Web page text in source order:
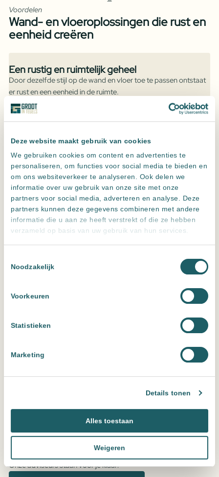
Deze website maakt gebruik van cookies
We gebruiken cookies om content en advertenties te
personaliseren, om functies voor social media te bieden en
om ons websiteverkeer te analyseren. Ook delen we
informatie over uw gebruik van onze site met onze
partners voor social media, adverteren en analyse. Deze
partners kunnen deze gegevens combineren met andere
informatie die u aan ze heeft verstrekt of die ze hebben
verzameld op basis van uw gebruik van hun services.
Noodzakelijk
Voorkeuren
Statistieken
Marketing
Details tonen
Alles toestaan
Weigeren
Voordelen
Wand- en vloeroplossingen die rust en
eenheid creëren
Een rustig en ruimtelijk geheel
Door dezelfde stijl op de wand en vloer toe te passen ontstaat
er rust en een eenheid in de ruimte.
Slijtvast en geschikt voor dagelijks gebruik
zware belasting.
Hygiënisch en onderhoudsarm
Vuil hecht zich nauwelijks aan het oppervlak waardoor je de
ruimte moeiteloos schoonhoudt.
Tijdloos
Met de juiste afmetingen en kleurstelling creëer je een basis die
tientallen jaren prachtig blijft.
Onze adviseurs staan voor je klaar!